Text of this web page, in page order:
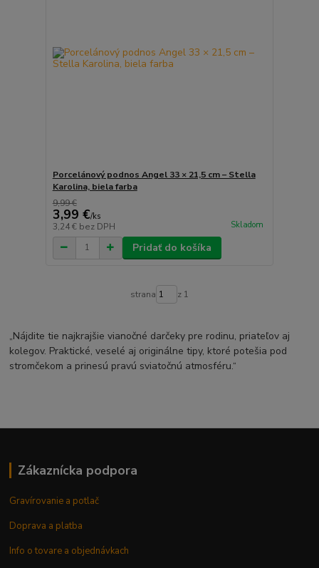
Porcelánový podnos Angel 33 × 21,5 cm – Stella
Karolina, biela farba
9,99 €
3,99 €/ks
3,24 € bez DPH Skladom
Pridať do košíka
strana z 1
„Nájdite tie najkrajšie vianočné darčeky pre rodinu, priateľov aj
kolegov. Praktické, veselé aj originálne tipy, ktoré potešia pod
stromčekom a prinesú pravú sviatočnú atmosféru.“
Zákaznícka podpora
Gravírovanie a potlač
Doprava a platba
Info o tovare a objednávkach